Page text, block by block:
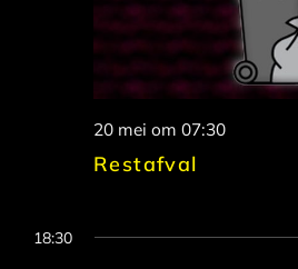
mei
2026
Restafval
20 mei om 07:30
18:30